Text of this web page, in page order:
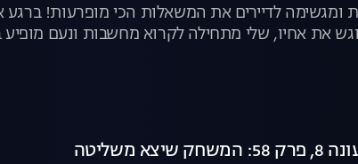
ומגשימה לדיירים את המשאלות הכי מופרעות!
את אחיו, שלי מתחילה לקרוא מחשבות ונעם מופיע
משליטה